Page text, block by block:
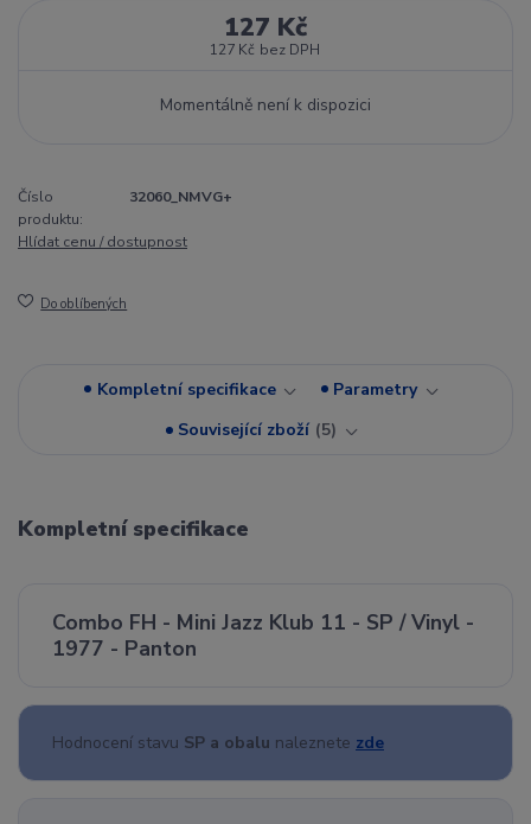
127 Kč
127 Kč bez DPH
Momentálně není k dispozici
Číslo
produktu:
32060_NMVG+
Hlídat cenu / dostupnost
Do oblíbených
Kompletní specifikace
Parametry
Související zboží 5
Kompletní specifikace
Combo FH - Mini Jazz Klub 11 - SP / Vinyl -
1977 - Panton
Hodnocení stavu SP a obalu naleznete zde